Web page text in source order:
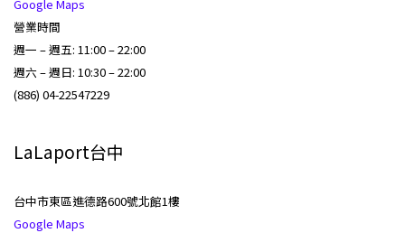
Google Maps
營業時間
週一 – 週五: 11:00 – 22:00
週六 – 週日: 10:30 – 22:00
(886) 04-22547229
LaLaport台中
台中市東區進德路600號北館1樓
Google Maps